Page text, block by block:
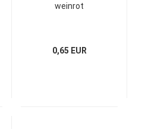
weinrot
0,65 EUR